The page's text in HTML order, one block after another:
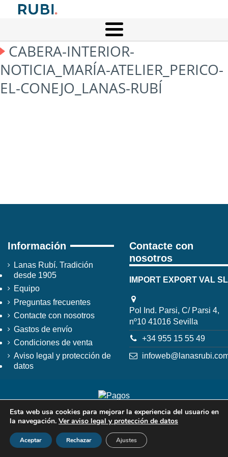
CABERA-INTERIOR-
NOTICIA_MARÍA-ATELIER_PERICO-
EL-CONEJO_LANAS-RUBÍ
Información
Lanas Rubí. Tradición
desde 1905
Equipo
Preguntas frecuentes
Contacte con nosotros
Gastos de envío
Condiciones de venta
Aviso legal y protección de
datos
Contacte con
nosotros
IMPORT EXPORT VAL SL
Pol Ind. Parsi, C/ Parsi 4,
nº10 41016 Sevilla
+34 955 15 55 49
Esta web usa cookies para mejorar la experiencia del usuario en
la navegación. Ver aviso legal y protección de datos
Aceptar Rechazar Ajustes